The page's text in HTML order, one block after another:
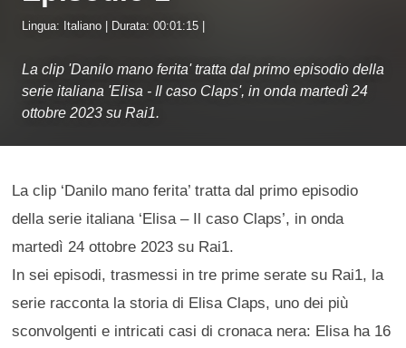
Lingua: Italiano | Durata: 00:01:15 |
La clip 'Danilo mano ferita' tratta dal primo episodio della
serie italiana 'Elisa - Il caso Claps', in onda martedì 24
ottobre 2023 su Rai1.
La clip ‘Danilo mano ferita’ tratta dal primo episodio
della serie italiana ‘Elisa – Il caso Claps’, in onda
martedì 24 ottobre 2023 su Rai1.
In sei episodi, trasmessi in tre prime serate su Rai1, la
serie racconta la storia di Elisa Claps, uno dei più
sconvolgenti e intricati casi di cronaca nera: Elisa ha 16